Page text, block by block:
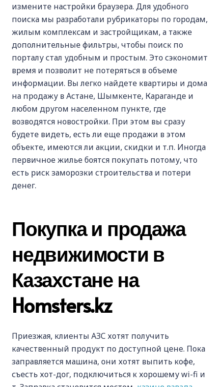
измените настройки браузера. Для удобного
поиска мы разработали рубрикаторы по городам,
жилым комплексам и застройщикам, а также
дополнительные фильтры, чтобы поиск по
порталу стал удобным и простым. Это сэкономит
время и позволит не потеряться в объеме
информации. Вы легко найдете квартиры и дома
на продажу в Астане, Шымкенте, Караганде и
любом другом населенном пункте, где
возводятся новостройки. При этом вы сразу
будете видеть, есть ли еще продажи в этом
объекте, имеются ли акции, скидки и т.п. Иногда
первичное жилье боятся покупать потому, что
есть риск заморозки строительства и потери
денег.
Покупка и продажа
недвижимости в
Казахстане на
Homsters.kz
Приезжая, клиенты АЗС хотят получить
качественный продукт по доступной цене. Пока
заправляется машина, они хотят выпить кофе,
съесть хот-дог, подключиться к хорошему wi-fi и